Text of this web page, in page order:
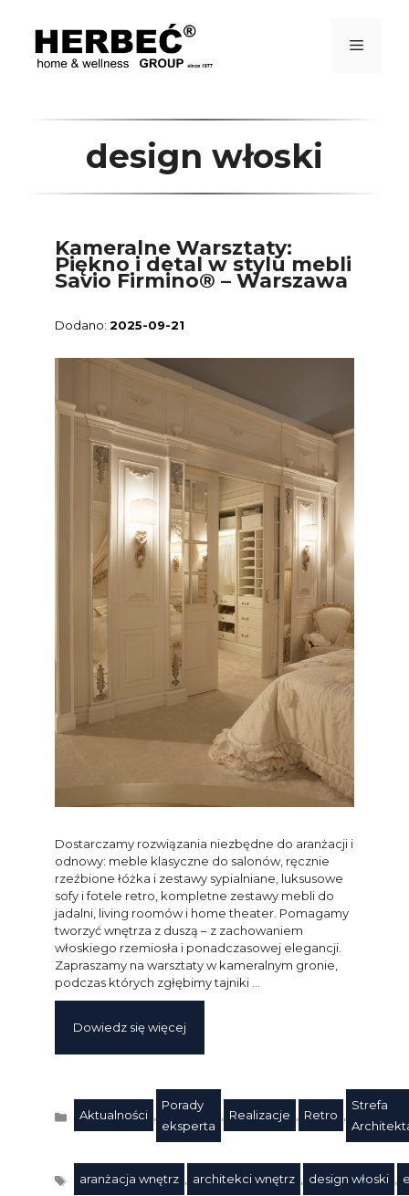
Menu
design włoski
Kameralne Warsztaty:
Piękno i detal w stylu mebli
Savio Firmino® – Warszawa
2025-09-21
Dostarczamy rozwiązania niezbędne do aranżacji i
odnowy: meble klasyczne do salonów, ręcznie
rzeźbione łóżka i zestawy sypialniane, luksusowe
sofy i fotele retro, kompletne zestawy mebli do
jadalni, living roomów i home theater. Pomagamy
tworzyć wnętrza z duszą – z zachowaniem
włoskiego rzemiosła i ponadczasowej elegancji.
Zapraszamy na warsztaty w kameralnym gronie,
podczas których zgłębimy tajniki …
Dowiedz się więcej
Kategorie
Aktualności
Porady
eksperta
Realizacje Retro
Strefa
aranżacja wnętrz architekci wnętrz design włoski